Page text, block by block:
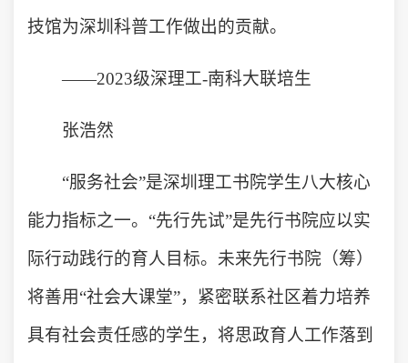
技馆为深圳科普工作做出的贡献。
——2023级深理工-南科大联培生
张浩然
“服务社会”是深圳理工书院学生八大核心
能力指标之一。“先行先试”是先行书院应以实
际行动践行的育人目标。未来先行书院（筹）
将善用“社会大课堂”，紧密联系社区着力培养
具有社会责任感的学生，将思政育人工作落到